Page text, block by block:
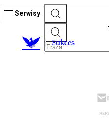
Serwisy
Sukces